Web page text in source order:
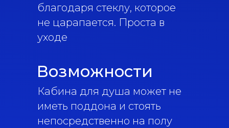
Возможности
Кабина для душа может не
иметь поддона и стоять
непосредственно на полу
благодаря стеклу, которое
не царапается. Проста в
уходе